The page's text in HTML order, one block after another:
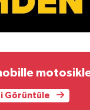
motosiklet
Görüntüle